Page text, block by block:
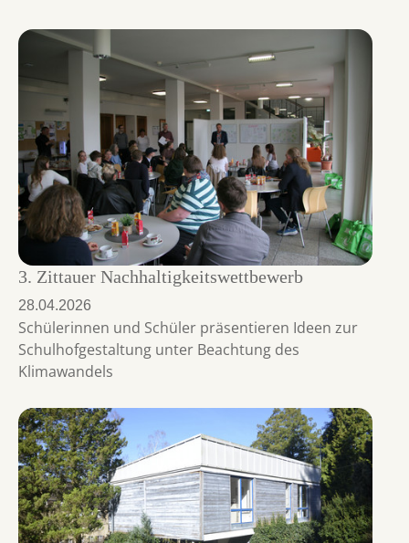
3. Zittauer Nachhaltigkeitswettbewerb
28.04.2026
Schülerinnen und Schüler präsentieren Ideen zur
Schulhofgestaltung unter Beachtung des
Klimawandels